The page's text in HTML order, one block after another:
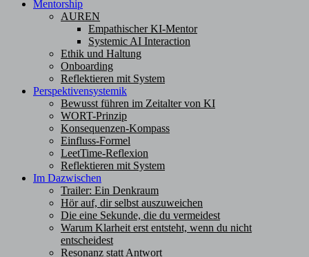
Mentorship
AUREN
Empathischer KI-Mentor
Systemic AI Interaction
Ethik und Haltung
Onboarding
Reflektieren mit System
Perspektivensystemik
Bewusst führen im Zeitalter von KI
WORT-Prinzip
Konsequenzen-Kompass
Einfluss-Formel
LeetTime-Reflexion
Reflektieren mit System
Im Dazwischen
Trailer: Ein Denkraum
Hör auf, dir selbst auszuweichen
Die eine Sekunde, die du vermeidest
Warum Klarheit erst entsteht, wenn du nicht
entscheidest
Resonanz statt Antwort